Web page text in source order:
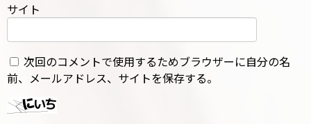
サイト
次回のコメントで使用するためブラウザーに自分の名
前、メールアドレス、サイトを保存する。